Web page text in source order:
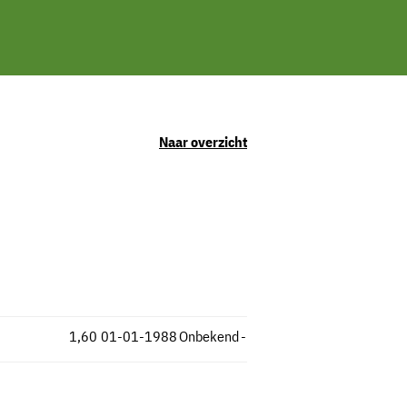
Naar overzicht
Onbekend
1,60 -
01-01-1988